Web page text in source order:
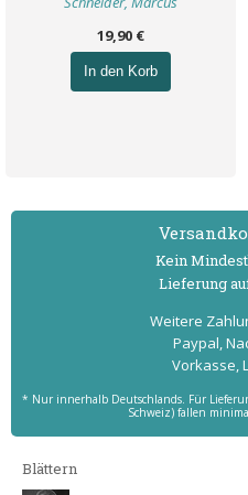
19,90 €
In den Korb
Kein
Lieferung
Weitere
Paypal,
Vorkasse,
* Nur innerhalb Deutschlands. Für
Schweiz) fallen
Blättern